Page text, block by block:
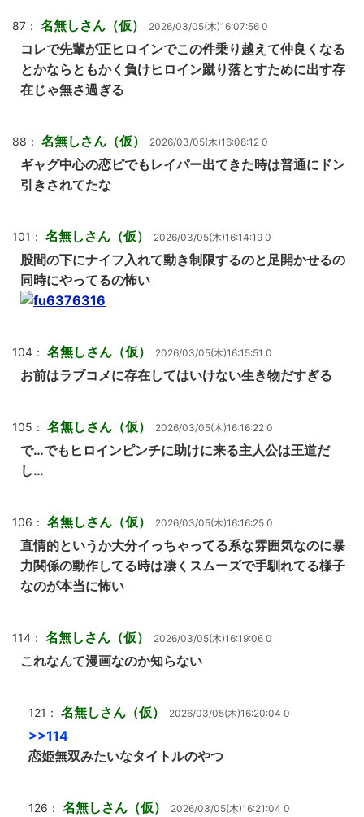
87： 名無しさん（仮） 2026/03/05(木)16:07:56 0
コレで先輩が正ヒロインでこの件乗り越えて仲良くなる
とかならともかく負けヒロイン蹴り落とすために出す存
在じゃ無さ過ぎる
88： 名無しさん（仮） 2026/03/05(木)16:08:12 0
ギャグ中心の恋ピでもレイパー出てきた時は普通にドン
引きされてたな
101： 名無しさん（仮） 2026/03/05(木)16:14:19 0
股間の下にナイフ入れて動き制限するのと足開かせるの
同時にやってるの怖い
104： 名無しさん（仮） 2026/03/05(木)16:15:51 0
お前はラブコメに存在してはいけない生き物だすぎる
105： 名無しさん（仮） 2026/03/05(木)16:16:22 0
で…でもヒロインピンチに助けに来る主人公は王道だ
し…
106： 名無しさん（仮） 2026/03/05(木)16:16:25 0
直情的というか大分イっちゃってる系な雰囲気なのに暴
力関係の動作してる時は凄くスムーズで手馴れてる様子
なのが本当に怖い
114： 名無しさん（仮） 2026/03/05(木)16:19:06 0
これなんて漫画なのか知らない
121： 名無しさん（仮） 2026/03/05(木)16:20:04 0
>>114
恋姫無双みたいなタイトルのやつ
126： 名無しさん（仮） 2026/03/05(木)16:21:04 0